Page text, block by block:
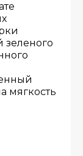
зеленого
мягкость